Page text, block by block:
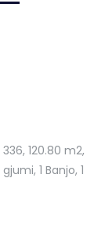
336, 120.80 m2,
1 Banjo, 1